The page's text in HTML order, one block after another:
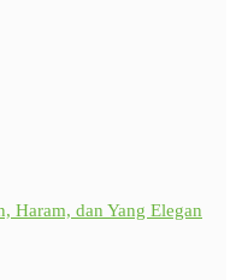
Haram, dan Yang Elegan